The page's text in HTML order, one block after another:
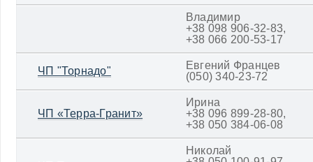
Владимир
+38 098 906-32-83,
+38 066 200-53-17
ЧП "Торнадо"
Евгений Францев
(050) 340-23-72
ЧП «Терра-Гранит»
Ирина
+38 096 899-28-80,
+38 050 384-06-08
Николай